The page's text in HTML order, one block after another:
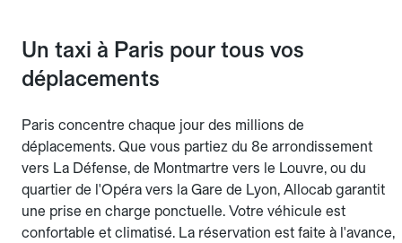
Un taxi à Paris pour tous vos
déplacements
Paris concentre chaque jour des millions de
déplacements. Que vous partiez du 8e arrondissement
vers La Défense, de Montmartre vers le Louvre, ou du
quartier de l'Opéra vers la Gare de Lyon, Allocab garantit
une prise en charge ponctuelle. Votre véhicule est
confortable et climatisé. La réservation est faite à l'avance,